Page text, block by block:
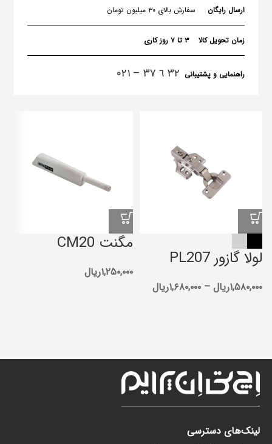
ارسال رایگان سفارش بالای ۳۰ میلیون تومان
زمان تحویل کالا ۳ تا ۷ روز کاری
راهنمایی و پشتیبانی ٣٢ ٦ ٣٧ – ۰۲۱
لولا گازور PL207
۱,۵۸۰,۰۰۰ریال – ۱,۶۸۰,۰۰۰ریال
مگنت CM20
۱,۲۵۰,۰۰۰ریال
لینک‌های دسترسی